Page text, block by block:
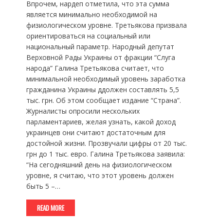
Впрочем, нардеп отметила, что эта сумма
является минимально необходимой на
физиологическом уровне. Третьякова призвала
ориентироваться на социальный или
национальный параметр. Народный депутат
Верховной Рады Украины от фракции “Слуга
народа” Галина Третьякова считает, что
минимальной необходимый уровень заработка
гражданина Украины ддолжен составлять 5,5
тыс. грн. Об этом сообщает издание “Страна”.
Журналисты опросили нескольких
парламентариев, желая узнать, какой доход
украинцев они считают достаточным для
достойной жизни. Прозвучали цифры от 20 тыс.
грн до 1 тыс. евро. Галина Третьякова заявила:
“На сегодняшний день на физиологическом
уровне, я считаю, что этот уровень должен
быть 5 –…
READ MORE